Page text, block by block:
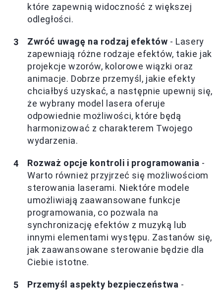
które zapewnią widoczność z większej
odległości.
Zwróć uwagę na rodzaj efektów - Lasery
zapewniają różne rodzaje efektów, takie jak
projekcje wzorów, kolorowe wiązki oraz
animacje. Dobrze przemyśl, jakie efekty
chciałbyś uzyskać, a następnie upewnij się,
że wybrany model lasera oferuje
odpowiednie możliwości, które będą
harmonizować z charakterem Twojego
wydarzenia.
Rozważ opcje kontroli i programowania -
Warto również przyjrzeć się możliwościom
sterowania laserami. Niektóre modele
umożliwiają zaawansowane funkcje
programowania, co pozwala na
synchronizację efektów z muzyką lub
innymi elementami występu. Zastanów się,
jak zaawansowane sterowanie będzie dla
Ciebie istotne.
Przemyśl aspekty bezpieczeństwa -